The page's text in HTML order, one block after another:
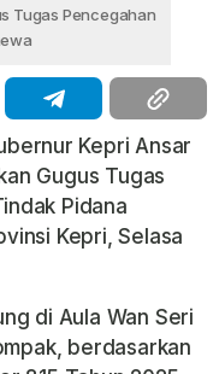
Tugas Pencegahan
Kepri Ansar
Gugus Tugas
Pidana
Kepri, Selasa
di Aula Wan Seri
berdasarkan